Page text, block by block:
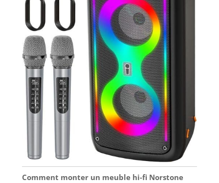
Comment monter un meuble hi-fi Norstone